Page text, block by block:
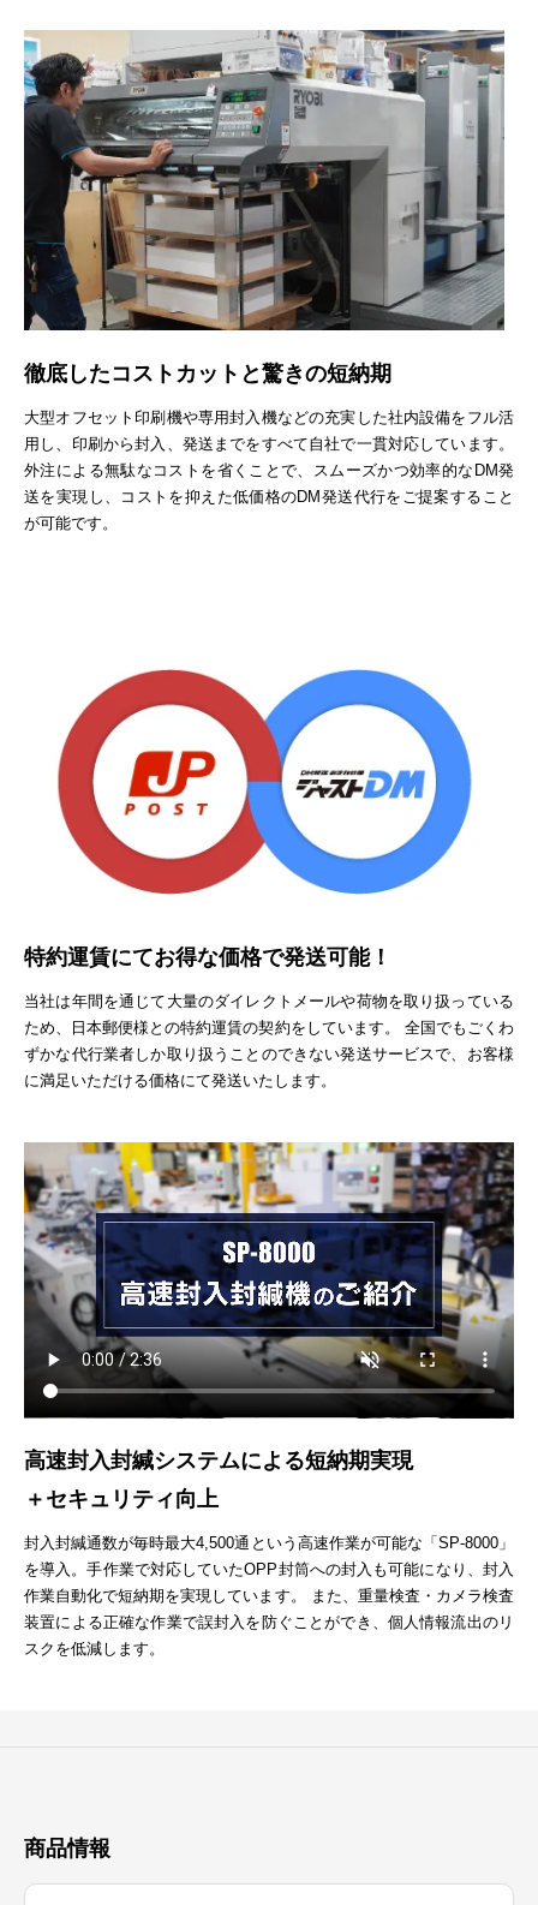
徹底したコストカットと驚きの短納期
大型オフセット印刷機や専用封入機などの充実した社内設備をフル活
用し、印刷から封入、発送までをすべて自社で一貫対応しています。
外注による無駄なコストを省くことで、スムーズかつ効率的なDM発
送を実現し、コストを抑えた低価格のDM発送代行をご提案すること
が可能です。
特約運賃にてお得な価格で発送可能！
当社は年間を通じて大量のダイレクトメールや荷物を取り扱っている
ため、日本郵便様との特約運賃の契約をしています。 全国でもごくわ
ずかな代行業者しか取り扱うことのできない発送サービスで、お客様
に満足いただける価格にて発送いたします。
高速封入封緘システムによる短納期実現
＋セキュリティ向上
封入封緘通数が毎時最大4,500通という高速作業が可能な「SP-8000」
を導入。手作業で対応していたOPP封筒への封入も可能になり、封入
作業自動化で短納期を実現しています。 また、重量検査・カメラ検査
装置による正確な作業で誤封入を防ぐことができ、個人情報流出のリ
スクを低減します。
商品情報